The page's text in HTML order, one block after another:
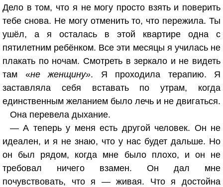
Дело в том, что я не могу просто взять и поверить
тебе снова. Не могу отменить то, что пережила. Ты
ушёл, а я осталась в этой квартире одна с
пятилетним ребёнком. Все эти месяцы я училась не
плакать по ночам. Смотреть в зеркало и не видеть
там «не женщину». Я проходила терапию. Я
заставляла себя вставать по утрам, когда
единственным желанием было лечь и не двигаться.
Она перевела дыхание.
— А теперь у меня есть другой человек. Он не
идеален, и я не знаю, что у нас будет дальше. Но
он был рядом, когда мне было плохо, и он не
требовал ничего взамен. Он дал мне
почувствовать, что я — живая. Что я достойна